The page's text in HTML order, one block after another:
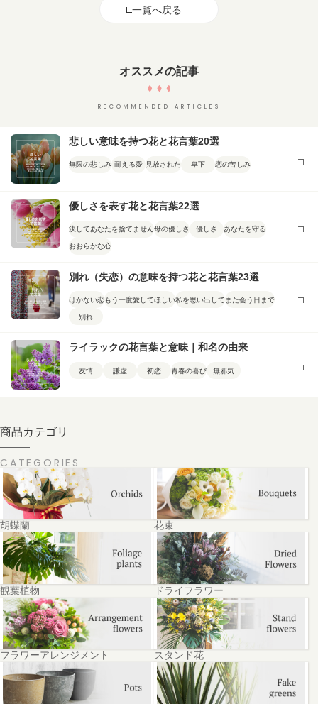
一覧へ戻る
オススメの記事
RECOMMENDED ARTICLES
悲しい意味を持つ花と花言葉20選
無限の悲しみ 耐える愛 見放された 卑下 恋の苦しみ
優しさを表す花と花言葉22選
決してあなたを捨てません 母の優しさ 優しさ あなたを守る
おおらかな心
別れ（失恋）の意味を持つ花と花言葉23選
はかない恋もう一度愛してほしい私を思い出して また会う日まで
別れ
ライラックの花言葉と意味｜和名の由来
友情 謙虚 初恋 青春の喜び 無邪気
商品カテゴリ
CATEGORIES
胡蝶蘭 花束
観葉植物 ドライフラワー
フラワーアレンジメント スタンド花